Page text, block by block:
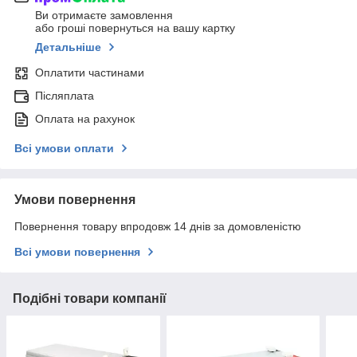
Ви отримаєте замовлення
або гроші повернуться на вашу картку
Детальніше
Оплатити частинами
Післяплата
Оплата на рахунок
Всі умови оплати
Умови повернення
Повернення товару впродовж 14 днів за домовленістю
Всі умови повернення
Подібні товари компанії